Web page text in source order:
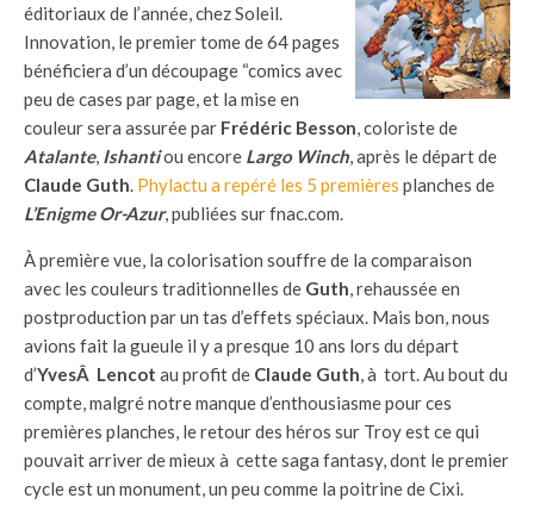
éditoriaux de l’année, chez Soleil.
Innovation, le premier tome de 64 pages
bénéficiera d’un découpage “comics avec
peu de cases par page, et la mise en
couleur sera assurée par Frédéric Besson, coloriste de
Atalante, Ishantiou encore Largo Winch, après le départ de
Claude Guth. Phylactu a repéré les 5 premières planches de
L’Enigme Or-Azur, publiées sur fnac.com.
À première vue, la colorisation souffre de la comparaison
avec les couleurs traditionnelles de Guth, rehaussée en
postproduction par un tas d’effets spéciaux. Mais bon, nous
avions fait la gueule il y a presque 10 ans lors du départ
d’YvesÂ Lencot au profit de Claude Guth, à tort. Au bout du
compte, malgré notre manque d’enthousiasme pour ces
premières planches, le retour des héros sur Troy est ce qui
pouvait arriver de mieux à cette saga fantasy, dont le premier
cycle est un monument, un peu comme la poitrine de Cixi.